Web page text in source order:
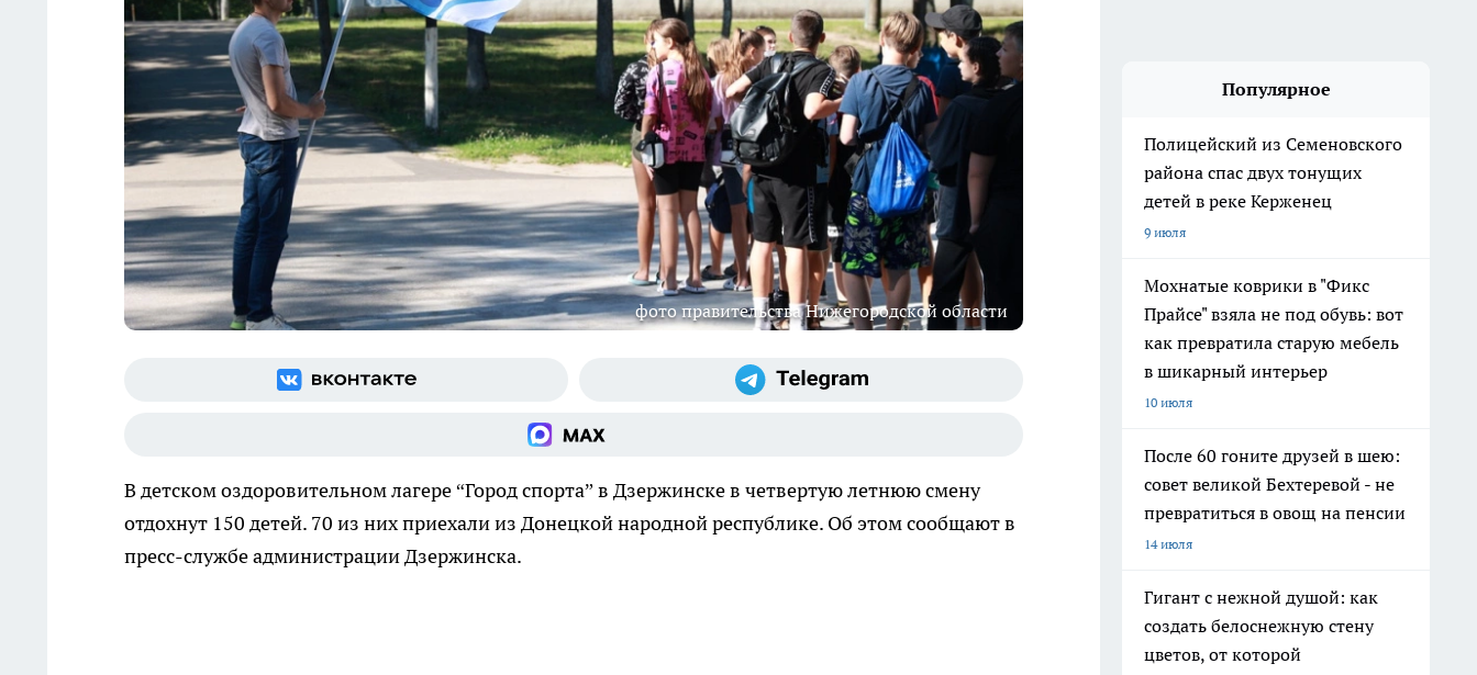
фото правительства Нижегородской области
В детском оздоровительном лагере “Город спорта” в Дзержинске в четвертую летнюю смену
отдохнут 150 детей. 70 из них приехали из Донецкой народной республике. Об этом сообщают в
пресс-службе администрации Дзержинска.
Популярное
Полицейский из Семеновского
района спас двух тонущих
детей в реке Керженец
9 июля
Мохнатые коврики в "Фикс
Прайсе" взяла не под обувь: вот
как превратила старую мебель
в шикарный интерьер
10 июля
После 60 гоните друзей в шею:
совет великой Бехтеревой - не
превратиться в овощ на пенсии
14 июля
Гигант с нежной душой: как
создать белоснежную стену
цветов, от которой